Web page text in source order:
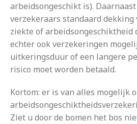
arbeidsongeschikt is).
verzekeraars standaard dekking
ziekte of arbeidsongeschiktheid
echter ook verzekeringen
uitkeringsduur of een langere
risico moet worden betaald.
Kortom: er is van alles mogelijk
Ziet u door de bomen het bos